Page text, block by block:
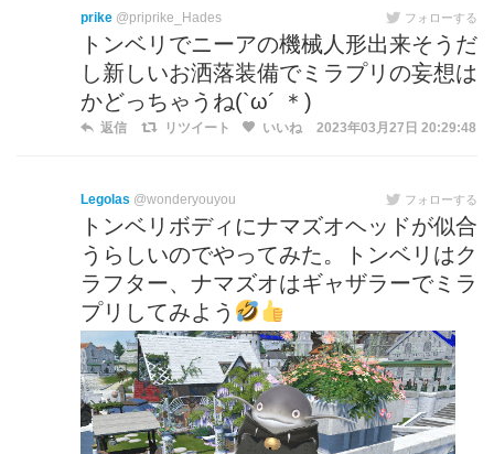
prike @priprike_Hades フォローする
トンベリでニーアの機械人形出来そうだ
し新しいお洒落装備でミラプリの妄想は
かどっちゃうね(`ω´ ＊)
返信 リツイート いいね 2023年03月27日 20:29:48
Legolas @wonderyouyou フォローする
トンベリボディにナマズオヘッドが似合
うらしいのでやってみた。トンベリはク
ラフター、ナマズオはギャザラーでミラ
プリしてみよう